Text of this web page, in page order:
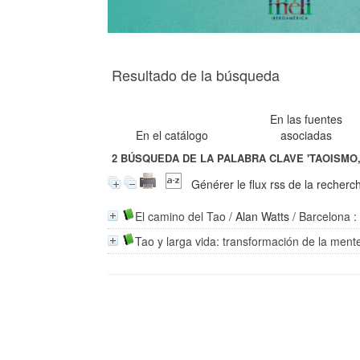
Resultado de la búsqueda
En el catálogo
En las fuentes
asociadas
2 BÚSQUEDA DE LA PALABRA CLAVE
Générer le flux rss de la
El camino del Tao /Alan Watts / Barcelona
Tao y larga vida: transformación de la